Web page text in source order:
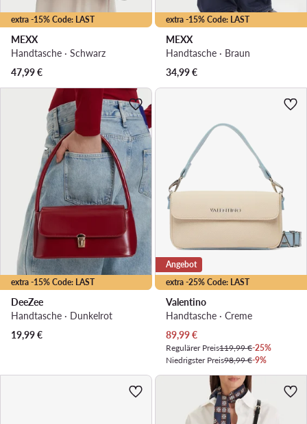
extra -15% Code: LAST
MEXX
Handtasche · Schwarz
47,99€
extra -15% Code: LAST
MEXX
Handtasche · Braun
34,99€
extra -15% Code: LAST
DeeZee
Handtasche · Dunkelrot
19,99€
extra -25% Code: LAST
Angebot
Valentino
Handtasche · Creme
Aktueller Preis
89,99€
Regulärer Preis119,99 €-25%
Niedrigster Preis98,99 €-9%